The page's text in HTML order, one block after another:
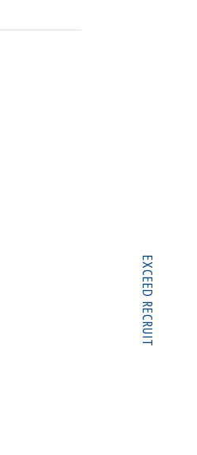
EXCEED RECRUIT